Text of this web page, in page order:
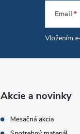
Email
Vložením
Akcie a novinky
Mesačná akcia